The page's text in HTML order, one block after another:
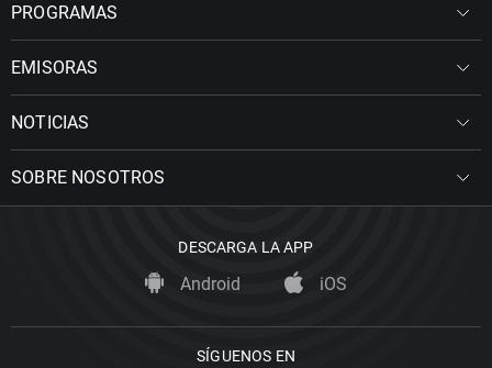
PROGRAMAS
EMISORAS
NOTICIAS
SOBRE NOSOTROS
DESCARGA LA APP
Android iOS
SÍGUENOS EN